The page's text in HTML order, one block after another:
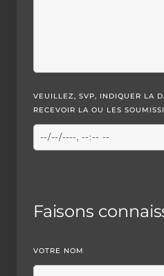
VEUILLEZ, SVP, INDIQUER LA
RECEVOIR LA OU LES
Faisons
VOTRE NOM